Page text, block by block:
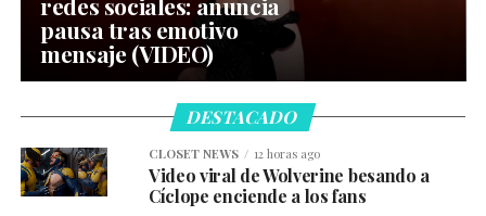
pausa tras emotivo
mensaje (VIDEO)
DESTACADO
CLOSET NEWS 12 horas ago
Video viral de Wolverine besando a
Cíclope enciende a los fans